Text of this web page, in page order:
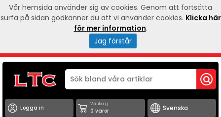
Logga in
Varukorg
0 varor
Vår hemsida använder sig av cookies. Genom att fortsätta
surfa på sidan godkänner du att vi använder cookies. Klicka här
för mer information.
Jag förstår